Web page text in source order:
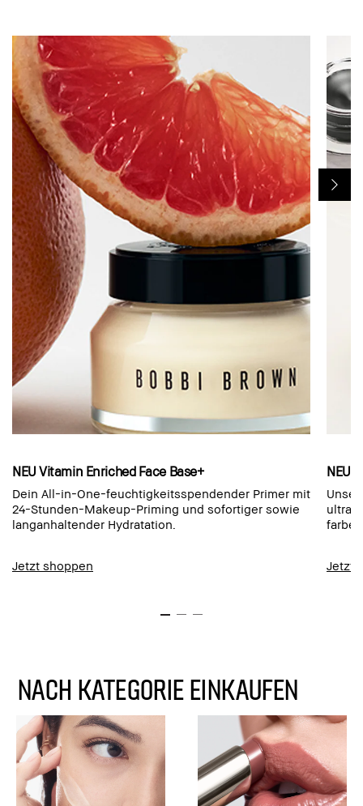
NEU Vitamin Enriched Face Base+
Dein All-in-One-feuchtigkeitsspendender Primer mit
24-Stunden-Makeup-Priming und sofortiger sowie
langanhaltender Hydratation.
Jetzt shoppen
NEU
Jetzt
NACH KATEGORIE EINKAUFEN